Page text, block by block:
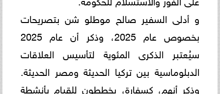
و أدلى السفير صالح موطلو شن بتصريحات
بخصوص عام 2025، وذكر أن عام 2025
سيُعتبر الذكرى المئوية لتأسيس ‏العلاقات
الدبلوماسية بين تركيا الحديثة ومصر الحديثة.
وذكر أنهم، كسفارة، يخططون للقيام بأنشطة